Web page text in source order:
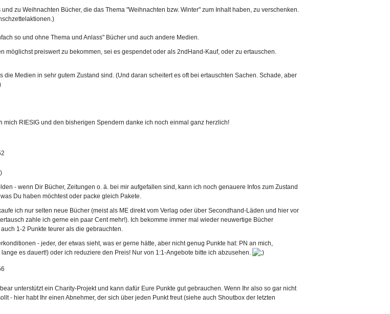
zu Weihnachten Bücher, die das Thema "Weihnachten bzw. Winter" zum Inhalt haben, zu verschenken.
so und ohne Thema und Anlass" Bücher und auch andere Medien.
möglichst preiswert zu bekommen, sei es gespendet oder als 2ndHand-Kauf, oder zu ertauschen.
die Medien in sehr gutem Zustand sind. (Und daran scheitert es oft bei ertauschten Sachen. Schade, aber
mich RIESIG und den bisherigen Spendern danke ich noch einmal ganz herzlich!
- wenn Dir Bücher, Zeitungen o. ä. bei mir aufgefallen sind, kann ich noch genauere Infos zum Zustand
Du haben möchtest oder packe gleich Pakete.
ich nur selten neue Bücher (meist als ME direkt vom Verlag oder über Secondhand-Läden und hier vor
zahle ich gerne ein paar Cent mehr!). Ich bekomme immer mal wieder neuwertige Bücher
1-2 Punkte teurer als die gebrauchten.
- jeder, der etwas sieht, was er gerne hätte, aber nicht genug Punkte hat: PN an mich,
es dauert!) oder ich reduziere den Preis! Nur von 1:1-Angebote bitte ich abzusehen.
unterstützt ein Charity-Projekt und kann dafür Eure Punkte gut gebrauchen. Wenn Ihr also so gar nicht
- hier habt Ihr einen Abnehmer, der sich über jeden Punkt freut (siehe auch Shoutbox der letzten